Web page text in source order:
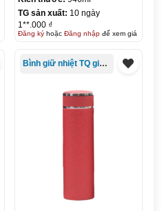
TG sản xuất: 10 ngày
1**.000 ₫
Đăng kýhoặc Đăng nhậpđể xem giá
Bình giữ nhiệt TQ giá rẻ